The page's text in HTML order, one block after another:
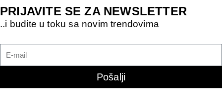
PRIJAVITE SE ZA NEWSLETTER
..i budite u toku sa novim trendovima
Pošalji